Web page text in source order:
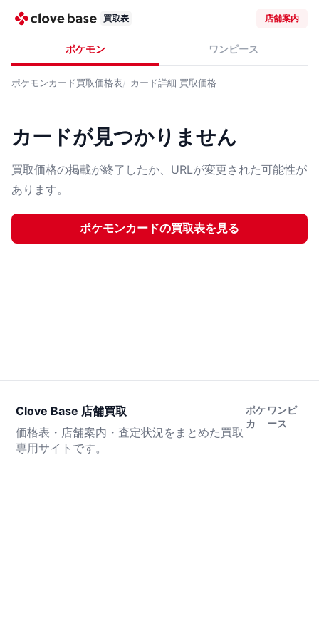
買取表 店舗案内
ポケモン ワンピース
ポケモンカード買取価格表 カード詳細 買取価格
カードが見つかりません
買取価格の掲載が終了したか、URLが変更された可能性が
あります。
ポケモンカードの買取表を見る
Clove Base 店舗買取
価格表・店舗案内・査定状況をまとめた買取
専用サイトです。
ポケ
カ
ワンピ
ース